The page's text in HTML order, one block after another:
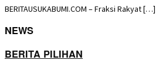
BERITAUSUKABUMI.COM – Fraksi Rakyat […]
NEWS
BERITA PILIHAN